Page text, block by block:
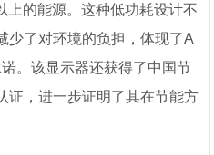
上的能源。这种低功耗设计不
少了对环境的负担，体现了A
。该显示器还获得了中国节
证，进一步证明了其在节能方